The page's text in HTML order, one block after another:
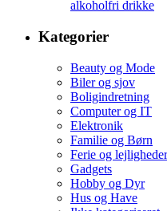
alkoholfri drikke
Kategorier
Beauty og Mode
Biler og sjov
Boligindretning
Computer og IT
Elektronik
Familie og Børn
Ferie og lejligheder
Gadgets
Hobby og Dyr
Hus og Have